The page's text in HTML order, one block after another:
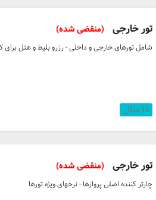
تور خارجی (منقضی شده)
شامل تورهای خارجی و داخلی - رزرو بلیط و هتل برای
۱۱ سال
تور خارجی (منقضی شده)
چارتر کننده اصلی پروازها - نرخهای ویژه تورها